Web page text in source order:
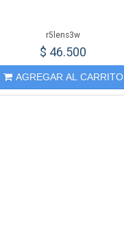
r5lens3w
$ 46.500
AGREGAR AL CARRITO